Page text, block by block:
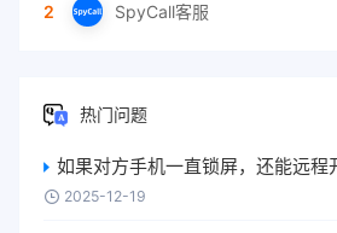
2 SpyCall客服
热门问题
如果对方手机一直锁屏，还能远程开启
2025-12-19